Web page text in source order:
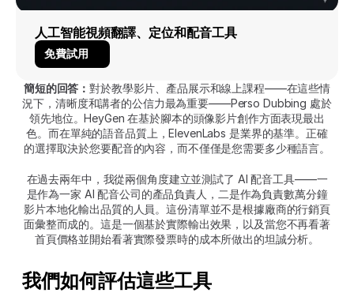
人工智能視頻翻譯、定位和配音工具
免費試用
簡短的回答：對於教學影片、產品展示和線上課程——在這些情
況下，清晰度和講者的公信力最為重要——Perso Dubbing 處於
領先地位。HeyGen 在基於腳本的頭像影片創作方面表現最出
色。而在單純的語音品質上，ElevenLabs 是業界的基準。正確
的選擇取決於您要配音的內容，而不僅僅是您需要多少種語言。
在過去兩年中，我從兩個角度建立並測試了 AI 配音工具——一
是作為一家 AI 配音公司的產品負責人，二是作為負責數萬分鐘
影片本地化輸出品質的人員。這份清單並不是根據廠商的行銷頁
面彙整而成的。這是一個基於實際輸出效果，以及當您不再看著
首頁價格並開始看著實際發票時的成本所做出的坦誠分析。
我們如何評估這些工具